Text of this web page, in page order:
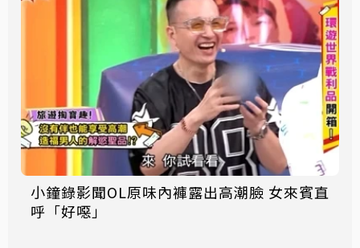
小鐘錄影聞OL原味內褲露出高潮臉 女來賓直
呼「好噁」